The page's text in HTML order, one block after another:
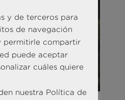
y de terceros para
de navegación
permitirle compartir
puede aceptar
cuáles quiere
nuestra Política de